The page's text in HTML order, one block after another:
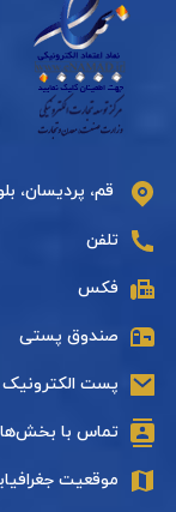
قم، پردیسان،
تلفن
فکس
صندوق پستی
پست الکترونیک
تماس با
موقعیت